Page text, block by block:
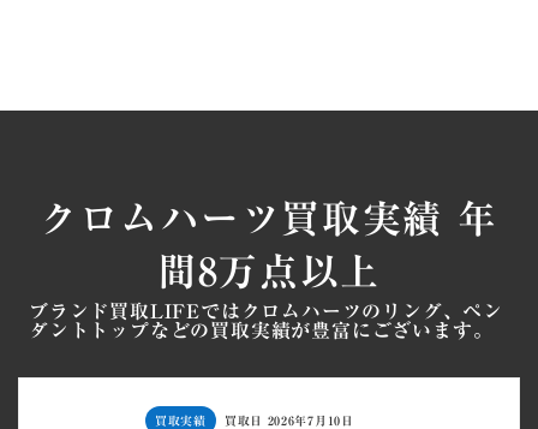
クロムハーツ買取実績 年
間8万点以上
ブランド買取LIFEではクロムハーツのリング、ペン
ダントトップなどの買取実績が豊富にございます。
買取実績 買取日 2026年7月10日